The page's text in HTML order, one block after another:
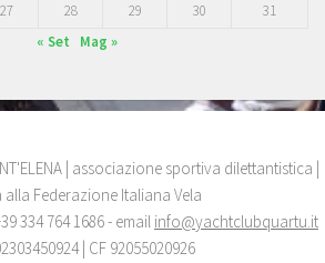
27 28 29 30
31
« Set
Mag »
| associazione sportiva dilettantistica |
alla Federazione Italiana Vela
334 764 1686 - email info@yachtclubquartu.it
| CF 92055020926